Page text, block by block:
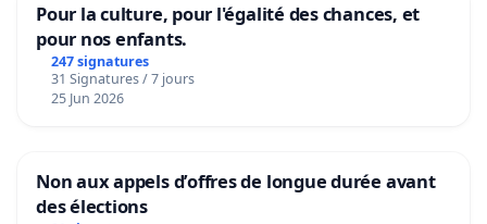
Pour la culture, pour l'égalité des chances, et
pour nos enfants.
247 signatures
31 Signatures / 7 jours
25 Jun 2026
Non aux appels d’offres de longue durée avant
des élections